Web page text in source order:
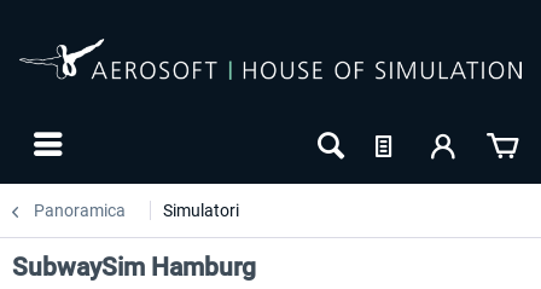
Panoramica Simulatori
SubwaySim Hamburg